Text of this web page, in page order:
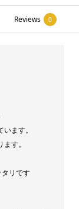
Reviews 0
ます。
す。
リです